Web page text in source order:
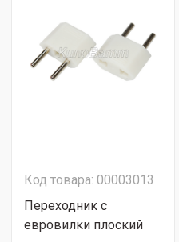
Код товара: 00003013
Переходник с
евровилки плоский